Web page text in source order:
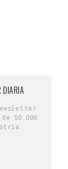
DIARIA
50.000